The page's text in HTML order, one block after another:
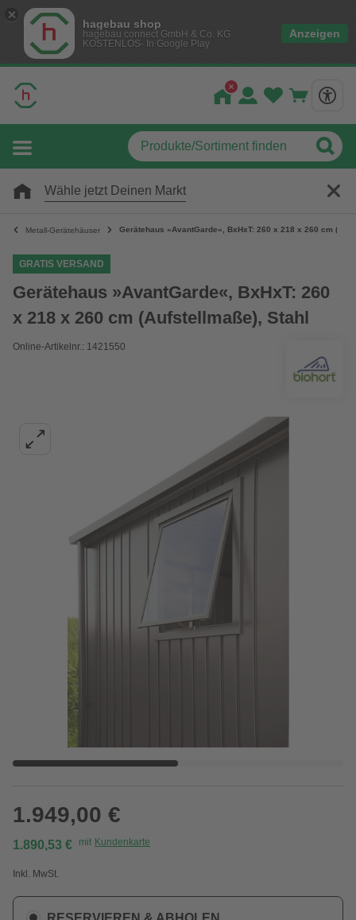
hagebau shop
hagebau connect GmbH & Co. KG
KOSTENLOS- In Google Play
Anzeigen
Wähle jetzt Deinen Markt
Metall-Gerätehäuser Gerätehaus »AvantGarde«, BxHxT: 260 x 218 x 260 cm
GRATIS VERSAND
Gerätehaus »AvantGarde«, BxHxT: 260
x 218 x 260 cm (Aufstellmaße), Stahl
Online-Artikelnr.: 1421550
1.949,00 €
1.890,53 € mit Kundenkarte
Inkl. MwSt.